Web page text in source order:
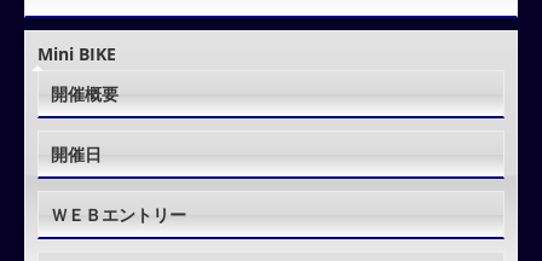
Mini BIKE
開催概要
開催日
ＷＥＢエントリー